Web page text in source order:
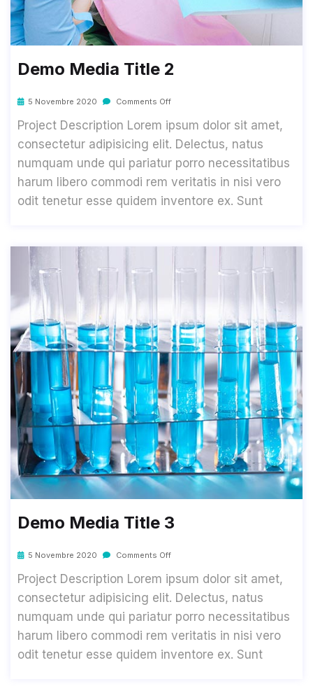
Demo Media Title 2
5 Novembre 2020 Comments Off
Project Description Lorem ipsum dolor sit amet,
consectetur adipisicing elit. Delectus, natus
numquam unde qui pariatur porro necessitatibus
harum libero commodi rem veritatis in nisi vero
odit tenetur esse quidem inventore ex. Sunt
Demo Media Title 3
5 Novembre 2020 Comments Off
Project Description Lorem ipsum dolor sit amet,
consectetur adipisicing elit. Delectus, natus
numquam unde qui pariatur porro necessitatibus
harum libero commodi rem veritatis in nisi vero
odit tenetur esse quidem inventore ex. Sunt